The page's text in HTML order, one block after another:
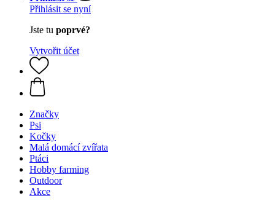
Přihlásit se nyní
Jste tu poprvé?
Vytvořit účet
Značky
Psi
Kočky
Malá domácí zvířata
Ptáci
Hobby farming
Outdoor
Akce